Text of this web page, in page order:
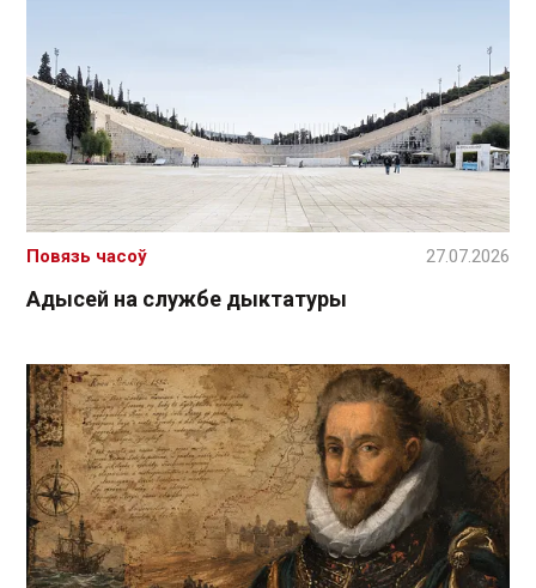
Адысей на службе дыктатуры
Повязь часоў 27.07.2026